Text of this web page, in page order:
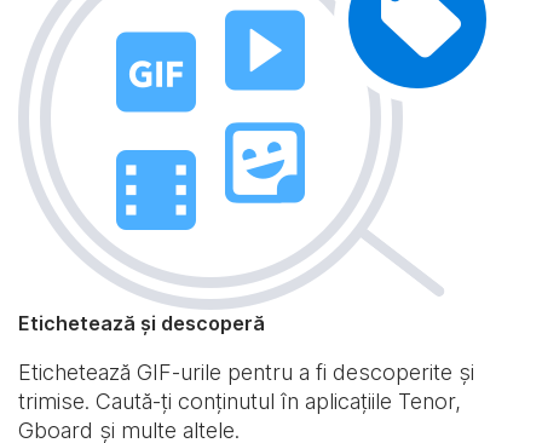
Etichetează și descoperă
Etichetează GIF-urile pentru a fi descoperite și
trimise. Caută-ți conținutul în aplicațiile Tenor,
Gboard și multe altele.